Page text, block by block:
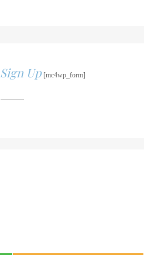
Sign Up[mc4wp_form]